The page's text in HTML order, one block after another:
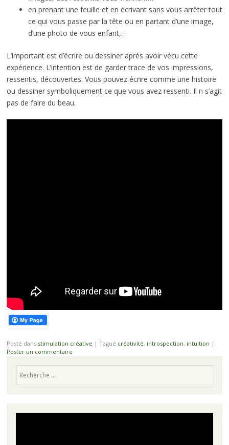
en prenant une feuille et en écrivant sans vous arrêter tout
ce qui vous passe par la tête ou en partant d’une image,
d’une photo de vous enfant,…
L’important est d’écrire ou dessiner après avoir vécu cette
expérience. L’intention est de garder trace de vos impressions,
ressentis, découvertes. Vous pouvez écrire comme une histoire
ou dessiner symboliquement ce que vous avez ressenti. Il n s’agit
pas de faire du beau.
Posté dans stimulation créative | Tagué créativité, introspection, intuition |
Poster un commentaire